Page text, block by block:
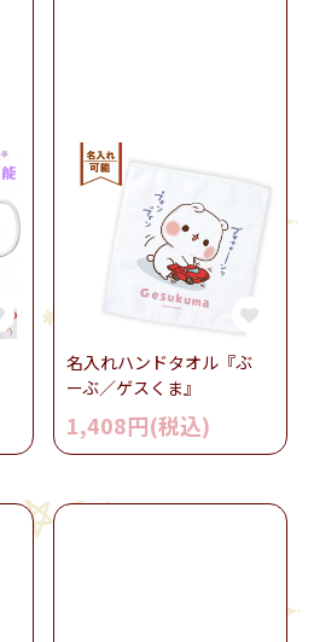
名入れハンドタオル『ぶ
ーぶ／ゲスくま』
1,408円(税込)